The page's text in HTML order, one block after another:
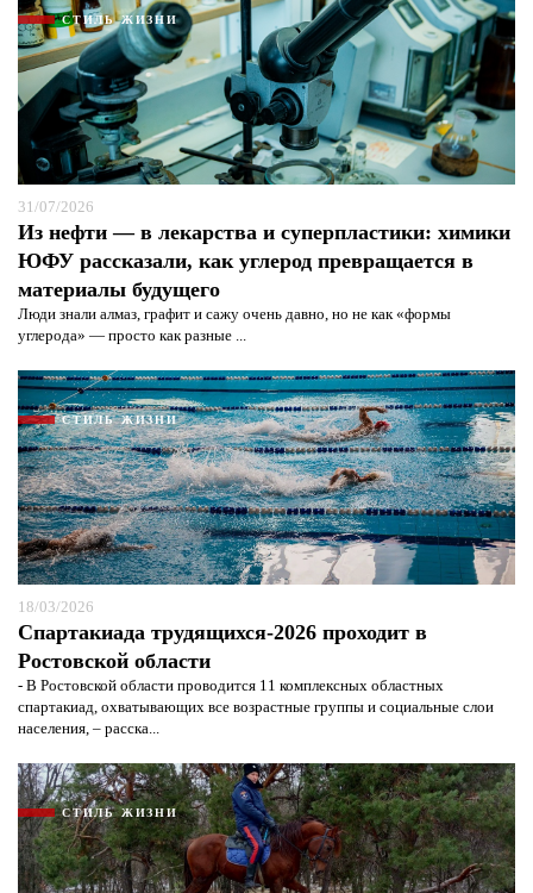
СТИЛЬ ЖИЗНИ
31/07/2026
Из нефти — в лекарства и суперпластики: химики
ЮФУ рассказали, как углерод превращается в
материалы будущего
Люди знали алмаз, графит и сажу очень давно, но не как «формы
углерода» — просто как разные ...
СТИЛЬ ЖИЗНИ
18/03/2026
Спартакиада трудящихся-2026 проходит в
Ростовской области
- В Ростовской области проводится 11 комплексных областных
спартакиад, охватывающих все возрастные группы и социальные слои
населения, – расска...
СТИЛЬ ЖИЗНИ